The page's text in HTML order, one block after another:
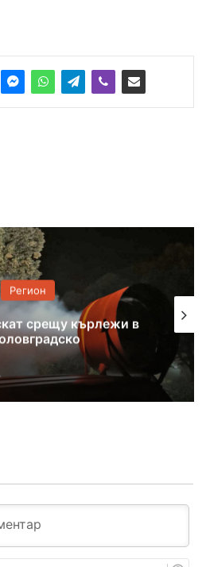
Регион
срещу кърлежи в